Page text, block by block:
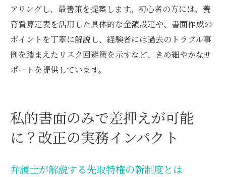
アリングし、最善策を提案します。初心者の方には、養
育費算定表を活用した具体的な金額設定や、書面作成の
ポイントを丁寧に解説し、経験者には過去のトラブル事
例を踏まえたリスク回避策を示すなど、きめ細やかなサ
ポートを提供しています。
私的書面のみで差押えが可能
に？改正の実務インパクト
弁護士が解説する先取特権の新制度とは